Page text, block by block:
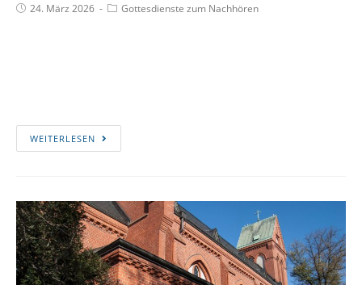
24. März 2026 Gottesdienste zum Nachhören
WEITERLESEN